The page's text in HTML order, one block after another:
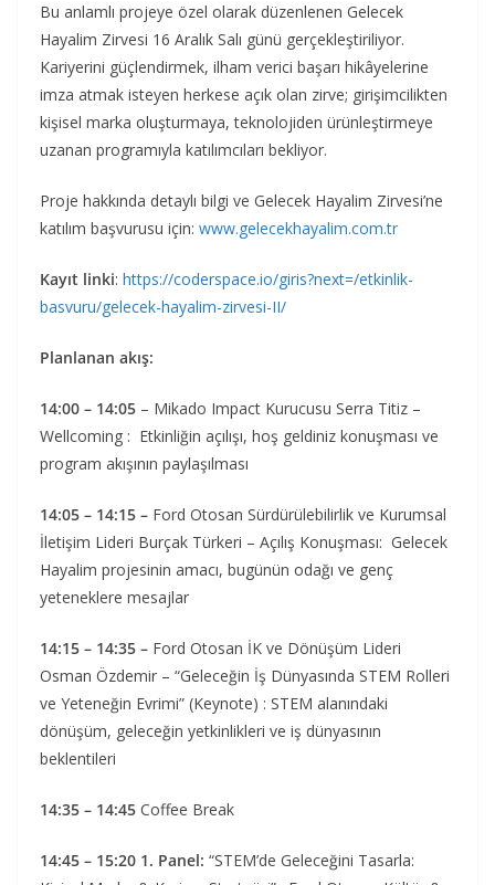
Bu anlamlı projeye özel olarak düzenlenen Gelecek
Hayalim Zirvesi 16 Aralık Salı günü gerçekleştiriliyor.
Kariyerini güçlendirmek, ilham verici başarı hikâyelerine
imza atmak isteyen herkese açık olan zirve; girişimcilikten
kişisel marka oluşturmaya, teknolojiden ürünleştirmeye
uzanan programıyla katılımcıları bekliyor.
Proje hakkında detaylı bilgi ve Gelecek Hayalim Zirvesi’ne
katılım başvurusu için: www.gelecekhayalim.com.tr
Kayıt linki: https://coderspace.io/giris?next=/etkinlik-
basvuru/gelecek-hayalim-zirvesi-II/
Planlanan akış:
14:00 – 14:05 – Mikado Impact Kurucusu Serra Titiz –
Wellcoming : Etkinliğin açılışı, hoş geldiniz konuşması ve
program akışının paylaşılması
14:05 – 14:15 – Ford Otosan Sürdürülebilirlik ve Kurumsal
İletişim Lideri Burçak Türkeri – Açılış Konuşması: Gelecek
Hayalim projesinin amacı, bugünün odağı ve genç
yeteneklere mesajlar
14:15 – 14:35 – Ford Otosan İK ve Dönüşüm Lideri
Osman Özdemir – “Geleceğin İş Dünyasında STEM Rolleri
ve Yeteneğin Evrimi” (Keynote) : STEM alanındaki
dönüşüm, geleceğin yetkinlikleri ve iş dünyasının
beklentileri
14:35 – 14:45 Coffee Break
14:45 – 15:20 1. Panel: “STEM’de Geleceğini Tasarla: